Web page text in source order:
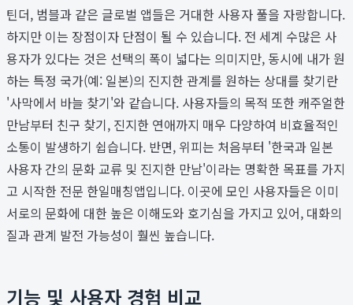
틴더, 범블과 같은 글로벌 앱들은 거대한 사용자 풀을 자랑합니다.
하지만 이는 장점이자 단점이 될 수 있습니다. 전 세계 수많은 사
용자가 있다는 것은 선택의 폭이 넓다는 의미지만, 동시에 내가 원
하는 특정 국가(예: 일본)의 진지한 관계를 원하는 상대를 찾기란
'사막에서 바늘 찾기'와 같습니다. 사용자들의 목적 또한 캐주얼한
만남부터 친구 찾기, 진지한 연애까지 매우 다양하여 비효율적인
소통이 발생하기 쉽습니다. 반면, 위피는 처음부터 '한국과 일본
사용자 간의 문화 교류 및 진지한 만남'이라는 명확한 목표를 가지
고 시작한 전문 한일매칭앱입니다. 이곳에 모인 사용자들은 이미
서로의 문화에 대한 높은 이해도와 호기심을 가지고 있어, 대화의
질과 관계 발전 가능성이 훨씬 높습니다.
기능 및 사용자 경험 비교